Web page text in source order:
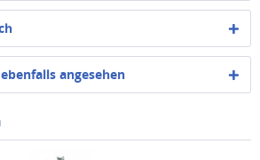
angesehen